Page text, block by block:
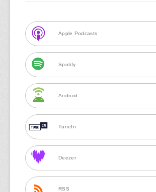
Apple Podcasts
Spotify
Android
TuneIn
Deezer
RSS